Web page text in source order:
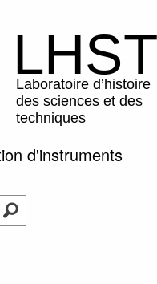
d'instruments